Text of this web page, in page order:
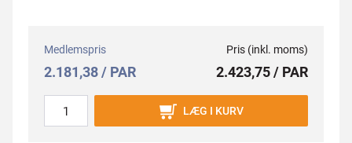
Medlemspris
2.181,38 / PAR
Pris (inkl. moms)
2.423,75 / PAR
LÆG I KURV